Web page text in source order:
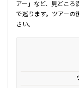
アー」など、見どころ
で巡ります。ツアーの
さい。